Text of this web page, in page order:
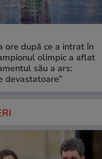
ore după ce a intrat în
olimpic a aflat
său a ars:
devastatoare”